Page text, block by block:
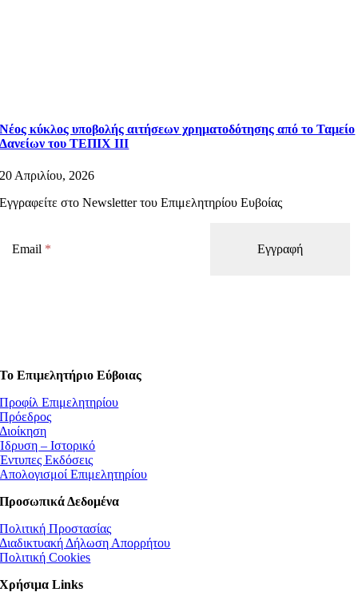
Νέος κύκλος υποβολής αιτήσεων χρηματοδότησης από το Ταμείο
Δανείων του ΤΕΠΙΧ ΙΙΙ
20 Απριλίου, 2026
Εγγραφείτε στο Newsletter του Επιμελητηρίου Ευβοίας
Email
Το Επιμελητήριο Εύβοιας
Προφίλ Επιμελητηρίου
Πρόεδρος
Διοίκηση
Ίδρυση – Ιστορικό
Έντυπες Εκδόσεις
Απολογισμοί Επιμελητηρίου
Προσωπικά Δεδομένα
Πολιτική Προστασίας
Διαδικτυακή Δήλωση Απορρήτου
Πολιτική Cookies
Χρήσιμα Links